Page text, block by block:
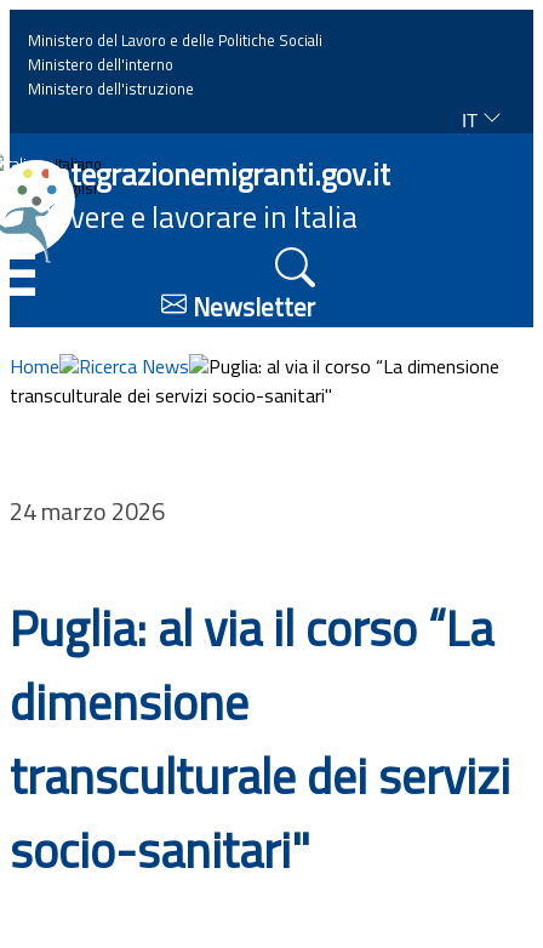
Home
News
Approfondimenti
Eventi
Progetti
Bandi
Guide
Ministero del Lavoro e delle Politiche Sociali
Ministero dell'interno
Ministero dell'istruzione
IT
Italiano
English
Integrazionemigranti.gov.it
Vivere e lavorare in Italia
Newsletter
Home Ricerca News
Puglia: al via il corso “La dimensione
transculturale dei servizi socio-sanitari"
24 marzo 2026
Puglia: al via il corso “La
dimensione
transculturale dei servizi
socio-sanitari"